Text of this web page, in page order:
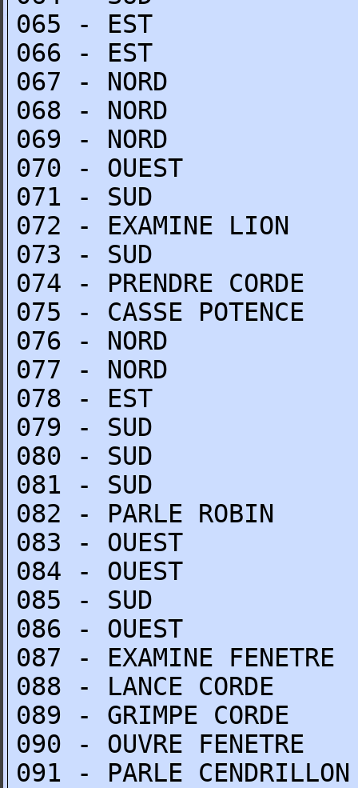
065 - EST
066 - EST
067 - NORD
068 - NORD
069 - NORD
070 - OUEST
071 - SUD
072 - EXAMINE LION
073 - SUD
074 - PRENDRE CORDE
075 - CASSE POTENCE
076 - NORD
077 - NORD
078 - EST
079 - SUD
080 - SUD
081 - SUD
082 - PARLE ROBIN
083 - OUEST
084 - OUEST
085 - SUD
086 - OUEST
087 - EXAMINE FENETRE
088 - LANCE CORDE
089 - GRIMPE CORDE
090 - OUVRE FENETRE
091 - PARLE CENDRILLON